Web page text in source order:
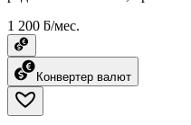
1 200 ƃ/мес.
Конвертер валют